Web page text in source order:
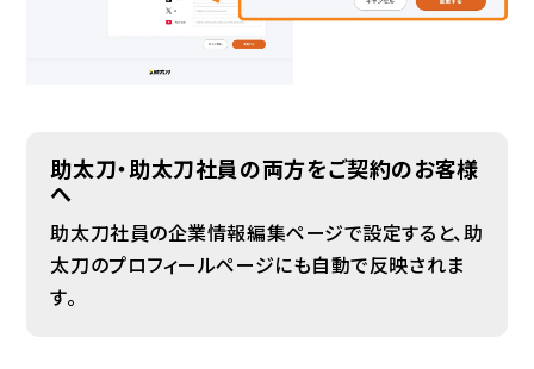
助太刀・助太刀社員の両方をご契約のお客様
へ
助太刀社員の企業情報編集ページで設定すると、助
太刀のプロフィールページにも自動で反映されま
す。